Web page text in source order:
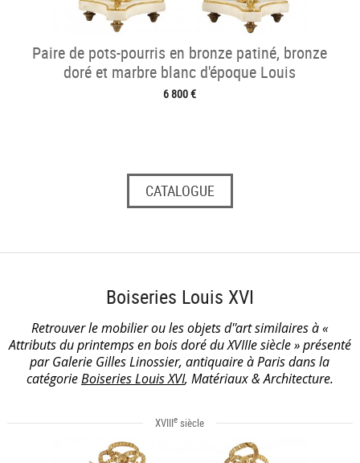
Paire de pots-pourris en bronze patiné, bronze
doré et marbre blanc d'époque Louis
6 800 €
CATALOGUE
Boiseries Louis XVI
Retrouver le mobilier ou les objets d''art similaires à «
Attributs du printemps en bois doré du XVIIIe siècle » présenté
par Galerie Gilles Linossier, antiquaire à Paris dans la
catégorieBoiseries Louis XVI, Matériaux & Architecture.
XVIIIe siècle